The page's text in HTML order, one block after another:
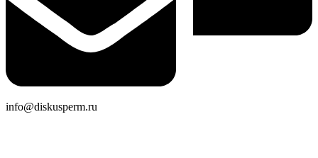
info@diskusperm.ru